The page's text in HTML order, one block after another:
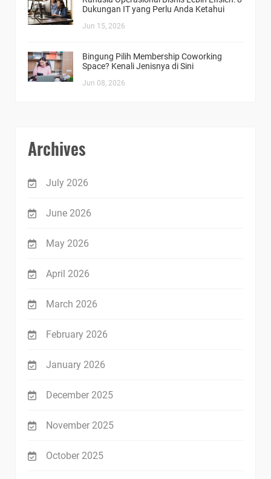
Dukungan IT yang Perlu Anda Ketahui
Jun 15, 2026
Bingung Pilih Membership Coworking
Space? Kenali Jenisnya di Sini
Jun 08, 2026
Archives
July 2026
June 2026
May 2026
April 2026
March 2026
February 2026
January 2026
December 2025
November 2025
October 2025